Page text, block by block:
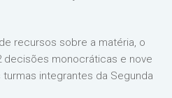
recursos sobre a matéria, o
decisões monocráticas e nove
integrantes da Segunda